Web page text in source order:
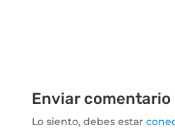
Enviar comentario
Lo siento, debes estar